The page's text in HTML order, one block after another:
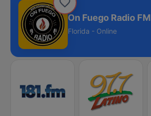
On Fuego Radio FM
Florida - Online